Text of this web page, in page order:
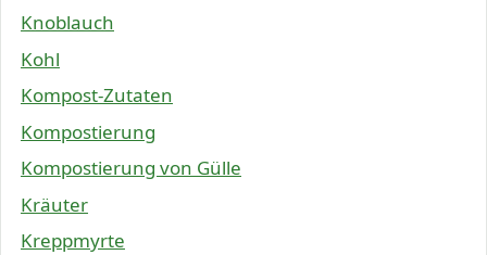
Knoblauch
Kohl
Kompost-Zutaten
Kompostierung
Kompostierung von Gülle
Kräuter
Kreppmyrte